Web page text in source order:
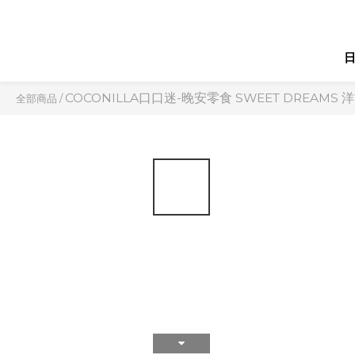
全部商品 /COCONILLA口口迷-晚安零食 SWEET DREAMS